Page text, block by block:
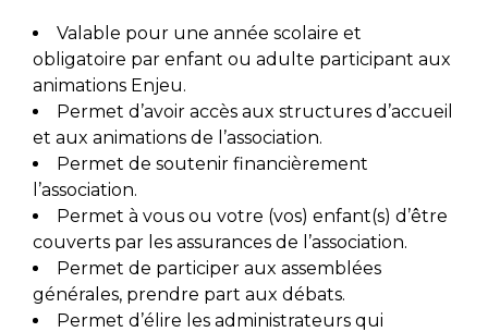
Valable pour une année scolaire et
obligatoire par enfant ou adulte participant aux
animations Enjeu.
Permet d’avoir accès aux structures d’accueil
et aux animations de l’association.
Permet de soutenir financièrement
l’association.
Permet à vous ou votre (vos) enfant(s) d’être
couverts par les assurances de l’association.
Permet de participer aux assemblées
générales, prendre part aux débats.
Permet d’élire les administrateurs qui